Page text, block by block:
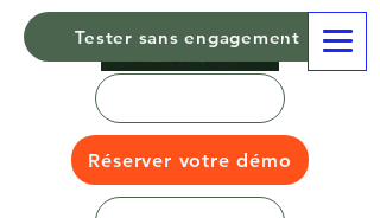
Tester sans engagement
Réserver votre démo